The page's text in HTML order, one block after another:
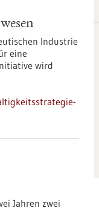
Industrie
eine
wird
Jahren zwei